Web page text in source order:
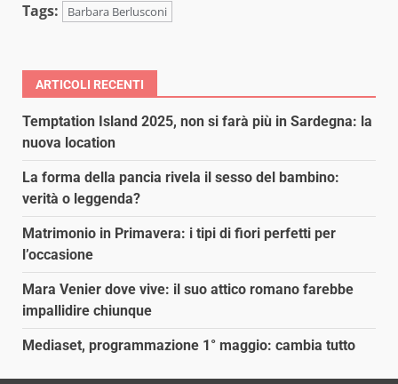
Tags:
Barbara Berlusconi
ARTICOLI RECENTI
Temptation Island 2025, non si farà più in Sardegna: la
nuova location
La forma della pancia rivela il sesso del bambino:
verità o leggenda?
Matrimonio in Primavera: i tipi di fiori perfetti per
l’occasione
Mara Venier dove vive: il suo attico romano farebbe
impallidire chiunque
Mediaset, programmazione 1° maggio: cambia tutto